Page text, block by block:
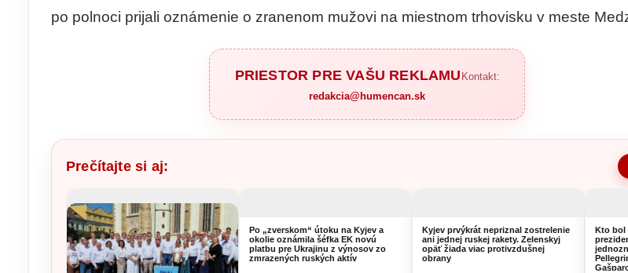
po polnoci prijali oznámenie o zranenom mužovi na miestnom trhovisku v meste
PRIESTOR PRE VAŠU REKLAMU Kontakt:
redakcia@humencan.sk
Prečítajte si aj:
Po „zverskom“ útoku na Kyjev a
okolie oznámila šéfka EK novú
platbu pre Ukrajinu z výnosov zo
zmrazených ruských aktív
Kyjev prvýkrát nepriznal zostrelenie
ani jednej ruskej rakety. Zelenskyj
opäť žiada viac protivzdušnej
obrany
Kto bol